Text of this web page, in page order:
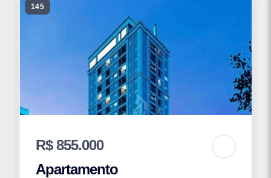
145
R$ 855.000
Apartamento